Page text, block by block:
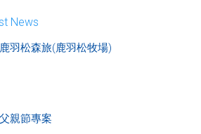
News
鹿羽松森旅(鹿羽松牧場)
父親節專案